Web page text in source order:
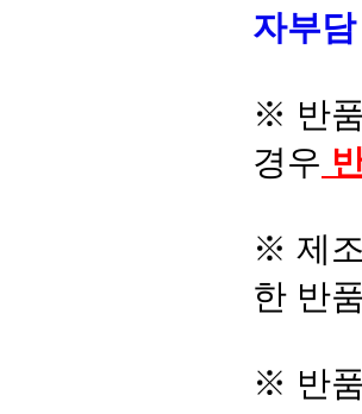
자부
※ 반
경우
※ 제
한 반
※ 반